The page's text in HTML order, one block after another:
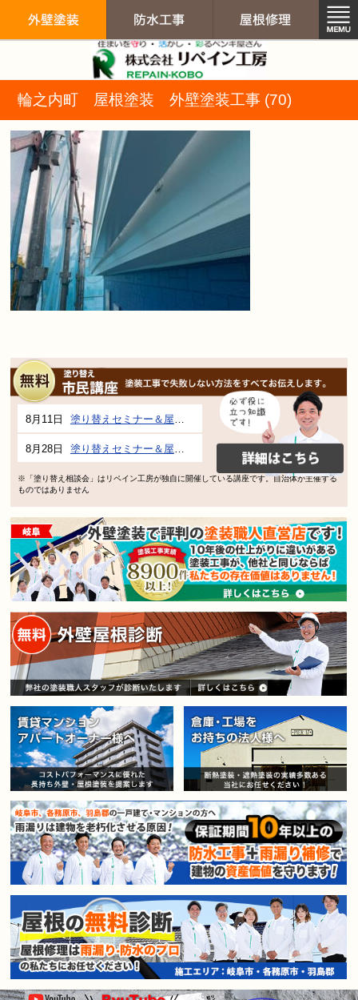
輪之内町 屋根塗装 外壁塗装工事 (70)
8月11日 塗り替えセミナー＆屋根、外壁の塗り替え市民講座 inぎふメディアコスモス
8月28日 塗り替えセミナー＆屋根、外壁の塗り替え市民講座 inぎふメディアコスモス
※「塗り替え相談会」はリペイン工房が独自に開催している講座です。自治体が主催する
ものではありません
賃貸マンション・アパートオー